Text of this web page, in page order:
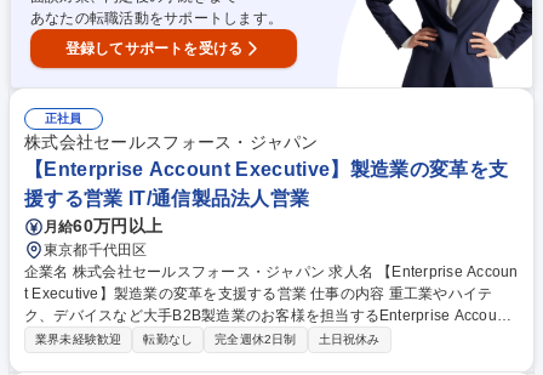
あなたの転職活動をサポートします。
登録してサポートを受ける
正社員
株式会社セールスフォース・ジャパン
【Enterprise Account Executive】製造業の変革を支
援する営業 IT/通信製品法人営業
月給60万円以上
東京都千代田区
企業名 株式会社セールスフォース・ジャパン 求人名 【Enterprise Accoun
t Executive】製造業の変革を支援する営業 仕事の内容 重工業やハイテ
ク、デバイスなど大手B2B製造業のお客様を担当するEnterprise Account
Executiveとして、新規顧客の開拓から既存顧客へのアップセル・クロス
業界未経験歓迎 転勤なし 完全週休2日制 土日祝休み